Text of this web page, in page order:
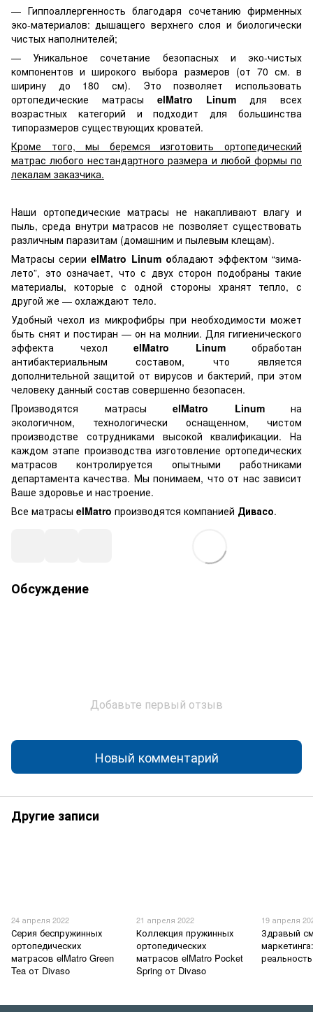
— Гиппоаллергенность благодаря сочетанию фирменных
эко-материалов: дышащего верхнего слоя и биологически
чистых наполнителей;
— Уникальное сочетание безопасных и эко-чистых
компонентов и широкого выбора размеров (от 70 см. в
ширину до 180 см). Это позволяет использовать
ортопедические матрасы elMatro Linum для всех
возрастных категорий и подходит для большинства
типоразмеров существующих кроватей.
Кроме того, мы беремся изготовить ортопедический
матрас любого нестандартного размера и любой формы по
лекалам заказчика.
Наши ортопедические матрасы не накапливают влагу и
пыль, среда внутри матрасов не позволяет существовать
различным паразитам (домашним и пылевым клещам).
Матрасы серииelMatro Linum обладают эффектом “зима-
лето”, это означает, что с двух сторон подобраны такие
материалы, которые с одной стороны хранят тепло, с
другой же — охлаждают тело.
Удобный чехол из микрофибры при необходимости может
быть снят и постиран — он на молнии. Для гигиенического
эффекта чехол elMatro Linum обработан
антибактериальным составом, что является
дополнительной защитой от вирусов и бактерий, при этом
человеку данный состав совершенно безопасен.
Производятся матрасы elMatro Linum на
экологичном,
технологически оснащенном, чистом
производстве сотрудниками высокой квалификации. На
каждом этапе производства изготовление ортопедических
матрасов контролируется опытными работниками
департамента качества. Мы понимаем, что от нас зависит
Ваше здоровье и настроение.
Все матрасы elMatro производятся компанией Дивасо.
Обсуждение
Добавьте первый отзыв
Новый комментарий
Другие записи
24 апреля 2022
Серия беспружинных
ортопедических
матрасов elMatro Green
Tea от Divaso
21 апреля 2022
Коллекция пружинных
ортопедических
матрасов elMatro Pocket
Spring от Divaso
19 апреля
Здравый
реальность